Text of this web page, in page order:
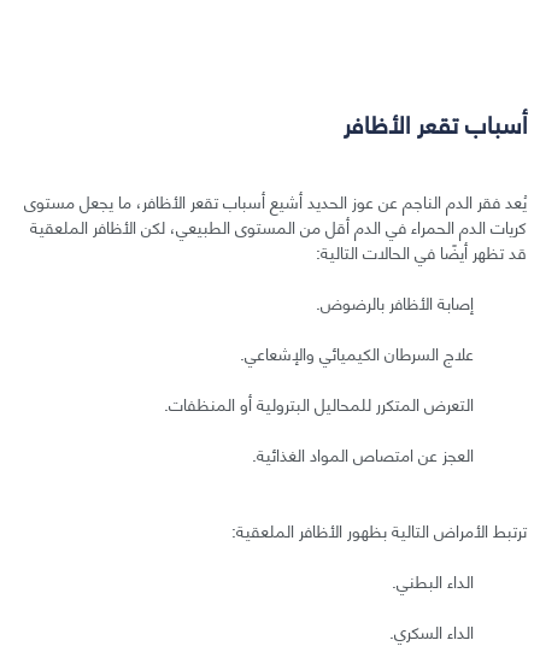
أسباب تقعر الأظافر
يُعد فقر الدم الناجم عن عوز الحديد أشيع أسباب تقعر الأظافر، ما يجعل مستوى
كريات الدم الحمراء في الدم أقل من المستوى الطبيعي، لكن الأظافر الملعقية
قد تظهر أيضًا في الحالات التالية:
إصابة الأظافر بالرضوض.
علاج السرطان الكيميائي والإشعاعي.
التعرض المتكرر للمحاليل البترولية أو المنظفات.
العجز عن امتصاص المواد الغذائية.
ترتبط الأمراض التالية بظهور الأظافر الملعقية:
الداء البطني.
الداء السكري.